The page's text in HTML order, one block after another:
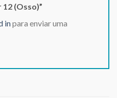
(Osso)”
inpara enviar uma